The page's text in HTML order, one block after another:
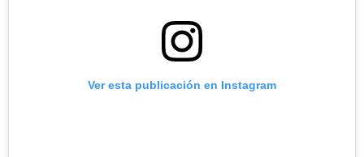
Ver esta publicación en Instagram